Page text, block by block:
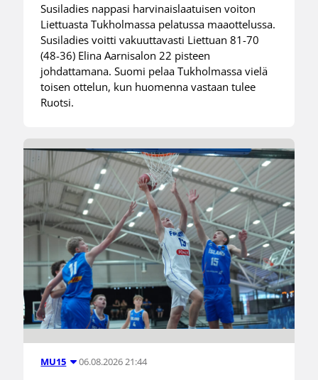
Susiladies nappasi harvinaislaatuisen voiton
Liettuasta Tukholmassa pelatussa maaottelussa.
Susiladies voitti vakuuttavasti Liettuan 81-70
(48-36) Elina Aarnisalon 22 pisteen
johdattamana. Suomi pelaa Tukholmassa vielä
toisen ottelun, kun huomenna vastaan tulee
Ruotsi.
MU15 06.08.2026 21:44